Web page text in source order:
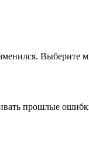
Выберите
прошлые